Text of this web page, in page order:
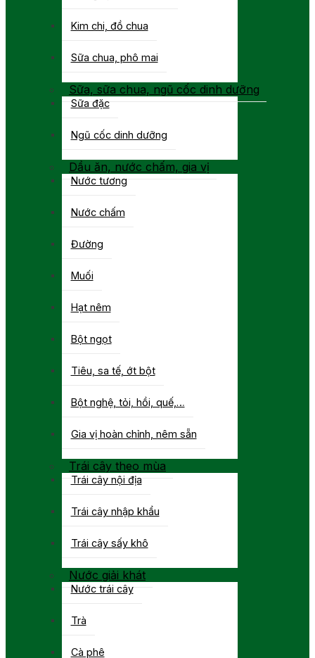
Kim chi, đồ chua
Sữa chua, phô mai
Sữa, sữa chua, ngũ cốc dinh dưỡng
Sữa đặc
Ngũ cốc dinh dưỡng
Dầu ăn, nước chấm, gia vị
Nước tương
Nước chấm
Đường
Muối
Hạt nêm
Bột ngọt
Tiêu, sa tế, ớt bột
Bột nghệ, tỏi, hồi, quế,…
Gia vị hoàn chỉnh, nêm sẵn
Trái cây theo mùa
Trái cây nội địa
Trái cây nhập khẩu
Trái cây sấy khô
Nước giải khát
Nước trái cây
Trà
Cà phê